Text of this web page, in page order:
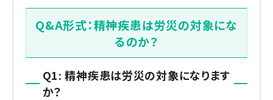
Q&A形式：精神疾患は労災の対象にな
るのか？
Q1: 精神疾患は労災の対象になります
か？